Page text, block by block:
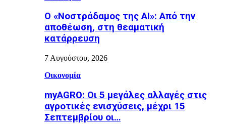
Ο «Νοστράδαμος της AI»: Από την
αποθέωση, στη θεαματική
κατάρρευση
7 Αυγούστου, 2026
Οικονομία
myAGRO: Οι 5 μεγάλες αλλαγές στις
αγροτικές ενισχύσεις, μέχρι 15
Σεπτεμβρίου οι…